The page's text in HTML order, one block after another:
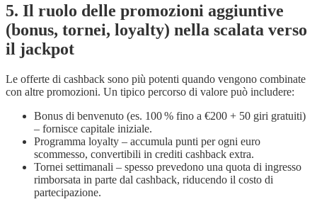
5. Il ruolo delle promozioni aggiuntive
(bonus, tornei, loyalty) nella scalata verso
il jackpot
Le offerte di cashback sono più potenti quando vengono combinate
con altre promozioni. Un tipico percorso di valore può includere:
Bonus di benvenuto (es. 100 % fino a €200 + 50 giri gratuiti)
– fornisce capitale iniziale.
Programma loyalty – accumula punti per ogni euro
scommesso, convertibili in crediti cashback extra.
Tornei settimanali – spesso prevedono una quota di ingresso
rimborsata in parte dal cashback, riducendo il costo di
partecipazione.